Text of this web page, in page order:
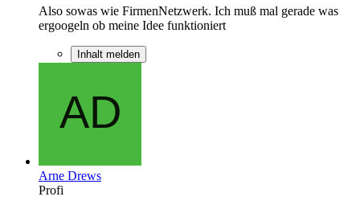
Also sowas wie FirmenNetzwerk. Ich muß mal gerade was
ergoogeln ob meine Idee funktioniert
Inhalt melden
Arne Drews
Profi